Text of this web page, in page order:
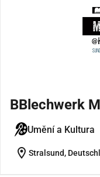
BBlechwerk
Umění a Kultura
location_on Stralsund,